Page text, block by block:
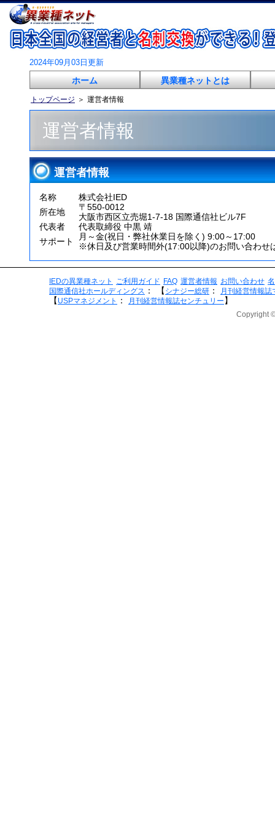
2024年09月03日更新
ホーム 異業種ネットとは
トップページ ＞ 運営者情報
運営者情報
運営者情報
名称
株式会社IED
所在地
〒550-0012
大阪市西区立売堀1-7-18 国際通信社ビル7F
代表者
代表取締役 中黒 靖
サポート
月～金(祝日・弊社休業日を除く) 9:00～17:00
※休日及び営業時間外(17:00以降)のお問い合わせ
IEDの異業種ネット ご利用ガイド FAQ 運営者情報 お問い合わせ
国際通信社ホールディングス ： 【 シナジー総研 ： 月刊経営情報誌
【 USPマネジメント ： 月刊経営情報誌センチュリー 】
Copyright